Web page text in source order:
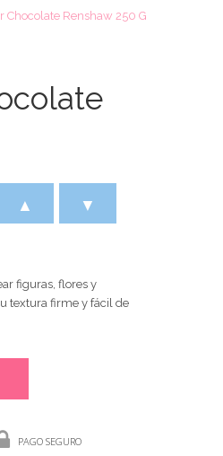
Chocolate Renshaw 250 G
▲ ▼
figuras, flores y
textura firme y fácil de
PAGO SEGURO